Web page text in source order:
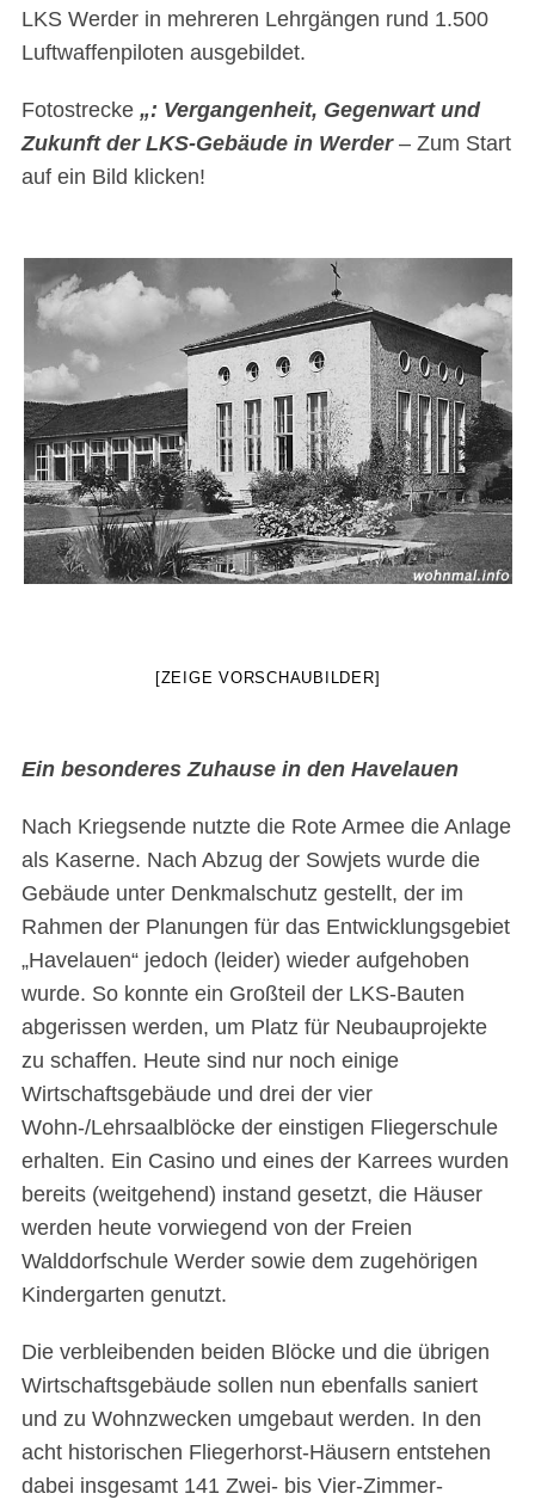
LKS Werder in mehreren Lehrgängen rund 1.500
Luftwaffenpiloten ausgebildet.
Fotostrecke „: Vergangenheit, Gegenwart und
Zukunft der LKS-Gebäude in Werder– Zum Start
auf ein Bild klicken!
[ZEIGE VORSCHAUBILDER]
Ein besonderes Zuhause in den Havelauen
Nach Kriegsende nutzte die Rote Armee die Anlage
als Kaserne. Nach Abzug der Sowjets wurde die
Gebäude unter Denkmalschutz gestellt, der im
Rahmen der Planungen für das Entwicklungsgebiet
„Havelauen“ jedoch (leider) wieder aufgehoben
wurde. So konnte ein Großteil der LKS-Bauten
abgerissen werden, um Platz für Neubauprojekte
zu schaffen. Heute sind nur noch einige
Wirtschaftsgebäude und drei der vier
Wohn-/Lehrsaalblöcke der einstigen Fliegerschule
erhalten. Ein Casino und eines der Karrees wurden
bereits (weitgehend) instand gesetzt, die Häuser
werden heute vorwiegend von der Freien
Walddorfschule Werder sowie dem zugehörigen
Kindergarten genutzt.
Die verbleibenden beiden Blöcke und die übrigen
Wirtschaftsgebäude sollen nun ebenfalls saniert
und zu Wohnzwecken umgebaut werden. In den
acht historischen Fliegerhorst-Häusern entstehen
dabei insgesamt 141 Zwei- bis Vier-Zimmer-